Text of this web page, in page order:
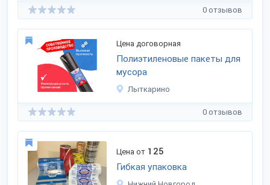
0 отзывов
Цена договорная
Полиэтиленовые пакеты для
мусора
Лыткарино
0 отзывов
Цена от 125
Гибкая упаковка